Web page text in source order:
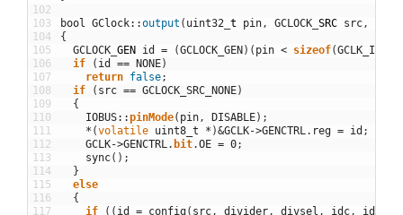
102
103
104
105
106
107
108
109
110
111
112
113
114
115
116
117
bool GClock::output ( uint32 t pin, GCLOCK SRC src,
{
GCLOCK GEN id = (GCLOCK_GEN ) ( pin < sizeof(GCLK_IO
if
( id == NONE)
return false;
if
( src == GCLOCK_SRC_NONE)
{
IOBUS::pinMode( pin, DISABLE) ;
* (volatile uint8_t * )&GCLK->GENCTRL. reg = id ;
GCLK->GENCTRL. bit.OE = 0;
sync( ) ;
}
else
{
if
( ( id = config( src, divider, divsel , idc, id